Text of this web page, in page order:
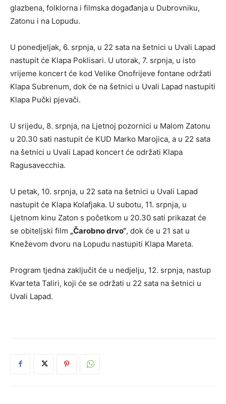
glazbena, folklorna i filmska događanja u Dubrovniku,
Zatonu i na Lopudu.
U ponedjeljak, 6. srpnja, u 22 sata na šetnici u Uvali Lapad
nastupit će Klapa Poklisari. U utorak, 7. srpnja, u isto
vrijeme koncert će kod Velike Onofrijeve fontane održati
Klapa Subrenum, dok će na šetnici u Uvali Lapad nastupiti
Klapa Pučki pjevači.
U srijedu, 8. srpnja, na Ljetnoj pozornici u Malom Zatonu
u 20.30 sati nastupit će KUD Marko Marojica, a u 22 sata
na šetnici u Uvali Lapad koncert će održati Klapa
Ragusavecchia.
U petak, 10. srpnja, u 22 sata na šetnici u Uvali Lapad
nastupit će Klapa Kolafjaka. U subotu, 11. srpnja, u
Ljetnom kinu Zaton s početkom u 20.30 sati prikazat će
se obiteljski film „Čarobno drvo“, dok će u 21 sat u
Kneževom dvoru na Lopudu nastupiti Klapa Mareta.
Program tjedna zaključit će u nedjelju, 12. srpnja, nastup
Kvarteta Taliri, koji će se održati u 22 sata na šetnici u
Uvali Lapad.